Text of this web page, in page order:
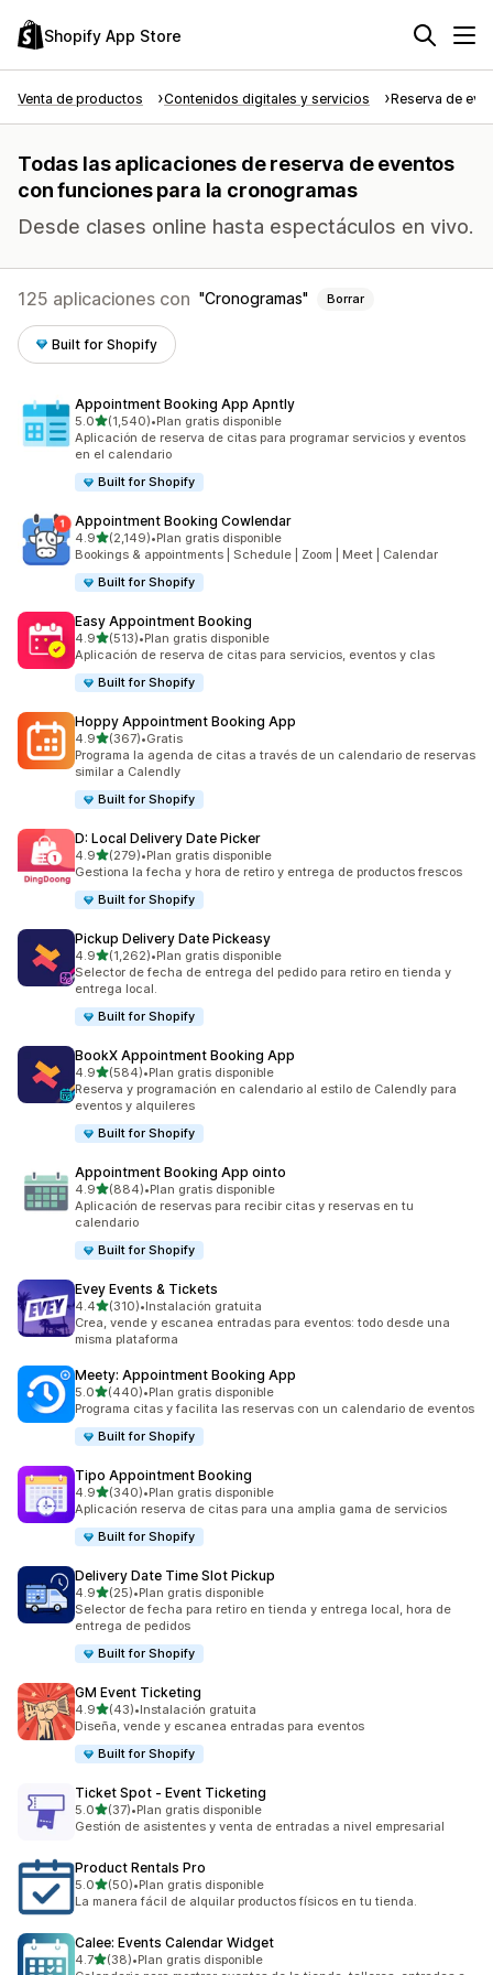
Shopify App Store
Venta de productos Contenidos digitales y servicios Reserva de
Todas las aplicaciones de reserva de eventos
con funciones para la cronogramas
Desde clases online hasta espectáculos en vivo.
125 aplicaciones con Cronogramas Borrar
Built for Shopify
Appointment Booking App Apntly
5.0de 5 estrellas
(1,540)
1540 reseñas en total
•Plan gratis disponible
Aplicación de reserva de citas para programar servicios y eventos
en el calendario
Built for Shopify
Appointment Booking Cowlendar
4.9de 5 estrellas
(2,149)
2149 reseñas en total
•Plan gratis disponible
Bookings & appointments | Schedule | Zoom | Meet | Calendar
Built for Shopify
Easy Appointment Booking
4.9de 5 estrellas
(513)
513 reseñas en total
•Plan gratis disponible
Aplicación de reserva de citas para servicios, eventos y clas
Built for Shopify
Hoppy Appointment Booking App
4.9de 5 estrellas
(367)
367 reseñas en total
•Gratis
Programa la agenda de citas a través de un calendario de reservas
similar a Calendly
Built for Shopify
D: Local Delivery Date Picker
4.9de 5 estrellas
(279)
279 reseñas en total
•Plan gratis disponible
Gestiona la fecha y hora de retiro y entrega de productos frescos
Built for Shopify
Pickup Delivery Date Pickeasy
4.9de 5 estrellas
(1,262)
1262 reseñas en total
•Plan gratis disponible
Selector de fecha de entrega del pedido para retiro en tienda y
entrega local.
Built for Shopify
BookX Appointment Booking App
4.9de 5 estrellas
(584)
584 reseñas en total
•Plan gratis disponible
Reserva y programación en calendario al estilo de Calendly para
eventos y alquileres
Built for Shopify
Appointment Booking App ointo
4.9de 5 estrellas
(884)
884 reseñas en total
•Plan gratis disponible
Aplicación de reservas para recibir citas y reservas en tu
calendario
Built for Shopify
Evey Events & Tickets
4.4de 5 estrellas
(310)
310 reseñas en total
•Instalación gratuita
Crea, vende y escanea entradas para eventos: todo desde una
misma plataforma
Meety: Appointment Booking App
5.0de 5 estrellas
(440)
440 reseñas en total
•Plan gratis disponible
Programa citas y facilita las reservas con un calendario de eventos
Built for Shopify
Tipo Appointment Booking
4.9de 5 estrellas
(340)
340 reseñas en total
•Plan gratis disponible
Aplicación reserva de citas para una amplia gama de servicios
Built for Shopify
Delivery Date Time Slot Pickup
4.9de 5 estrellas
(25)
25 reseñas en total
•Plan gratis disponible
Selector de fecha para retiro en tienda y entrega local, hora de
entrega de pedidos
Built for Shopify
GM Event Ticketing
4.9de 5 estrellas
(43)
43 reseñas en total
•Instalación gratuita
Diseña, vende y escanea entradas para eventos
Built for Shopify
Ticket Spot ‑ Event Ticketing
5.0de 5 estrellas
(37)
37 reseñas en total
•Plan gratis disponible
Gestión de asistentes y venta de entradas a nivel empresarial
Product Rentals Pro
5.0de 5 estrellas
(50)
50 reseñas en total
•Plan gratis disponible
La manera fácil de alquilar productos físicos en tu tienda.
Calee: Events Calendar Widget
4.7de 5 estrellas
(38)
38 reseñas en total
•Plan gratis disponible